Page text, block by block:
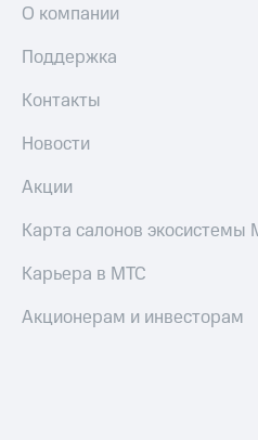
О компании
Поддержка
Контакты
Новости
Акции
Карта салонов экосистемы
Карьера в МТС
Акционерам и инвесторам